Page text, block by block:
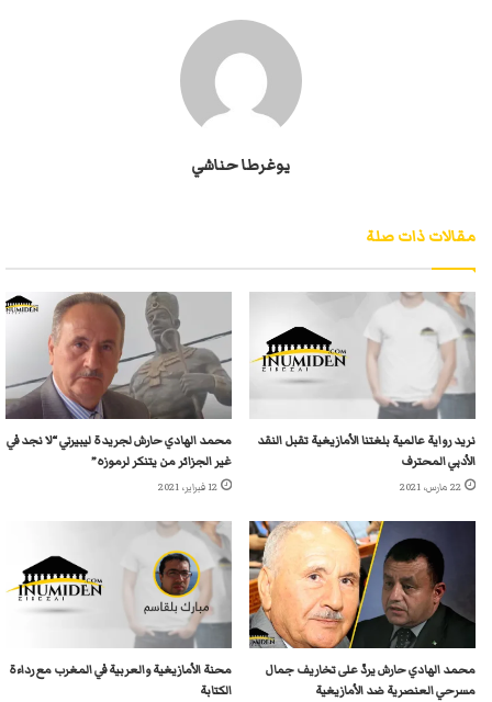
يوغرطا حناشي
مقالات ذات صلة
نريد رواية عالمية بلغتنا الأمازيغية تقبل النقد
الأدبي المحترف
22 مارس، 2021
محمد الهادي حارش لجريدة ليبيرتي “لا نجد في
غير الجزائر من يتنكر لرموزه”
12 فبراير، 2021
محمد الهادي حارش يردّ على تخاريف جمال
مسرحي العنصرية ضد الأمازيغية
محنة الأمازيغية والعربية في المغرب مع رداءة
الكتابة